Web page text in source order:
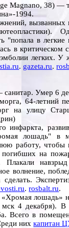
Magnano, 38) —
1994.
вызванных
"попала в
в критическом
легких. У
. gazeta.ru.
Умер 6
64-летний
на улицу
лошадь"
работу, чтобы
на
Плакали
волнение,
сделать.
.rosbalt.ru.
лошадь»
4 декабря). В
Всего в
нихкапитан